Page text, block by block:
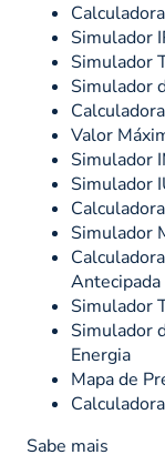
Simulador
Simulador
Simulador
Valor
Simulador
Simulador
Simulador
Antecipada
Simulador
Simulador
Energia
Mapa de
Sabe mais